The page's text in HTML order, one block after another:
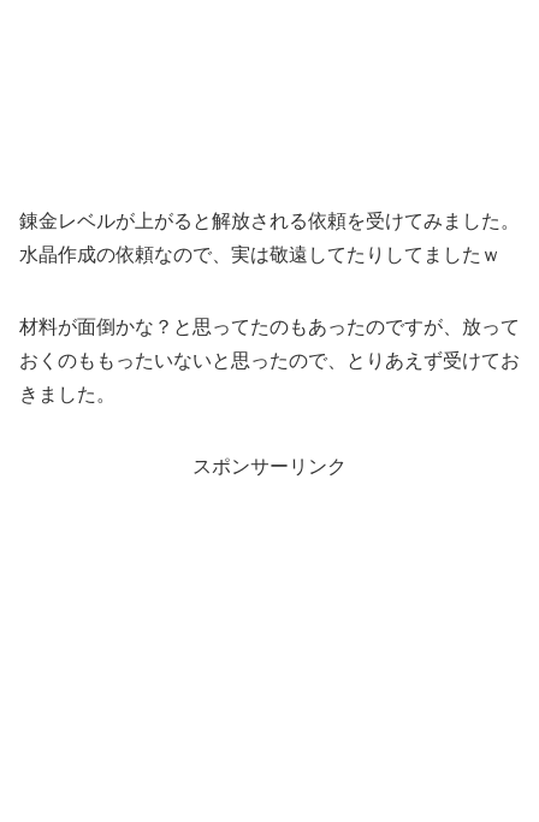
錬金レベルが上がると解放される依頼を受けてみました。
水晶作成の依頼なので、実は敬遠してたりしてましたｗ
材料が面倒かな？と思ってたのもあったのですが、放って
おくのももったいないと思ったので、とりあえず受けてお
きました。
スポンサーリンク